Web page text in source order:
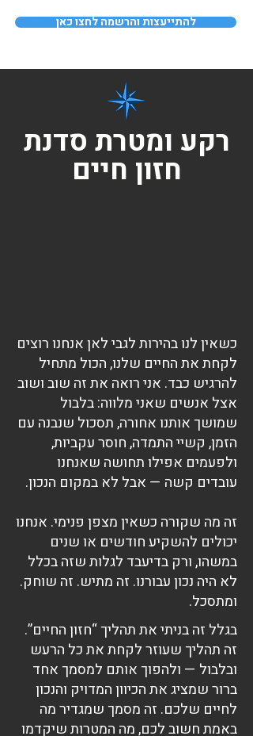
להתייעצות והרשמה לחצו כאן
רקע ומטרת סדנת
חזון חיים
כשאין לנו בהירות לגבי לאן אנחנו רוצים
לקחת את החיים שלנו, הכול מתחיל
להרגיש כבד. אני רואה את זה שוב ושוב
אצל אנשים שאני מלווה: בלבול
שמושך אותנו אחורה, תסכול שנבנה עם
הזמן, קשיי התמדה, חוסר עקביות,
ולפעמים אפילו תחושה שאנחנו
עובדים קשה — אבל לא במקום הנכון.
זה מה שקורה כשאין מצפן פנימי. אנחנו
יכולים להשקיע חודשים או שנים
במשהו, ורק בדיעבד לגלות שזה בכלל
לא היה נכון עבורנו. זה מתיש. זה שוחק.
ומתסכל.
בגלל זה בניתי את תהליך “חזון החיים”.
זה תהליך שעוזר לקחת את כל הרעש
ובלבול — ולהפוך אותם למסמך אחד
ברור שמציג את הכיוון המדויק והנכון
לחיים שלכם. זה מסמך שמגדיר מה
באמת חשוב לכם, מה המטרות שיקדמו